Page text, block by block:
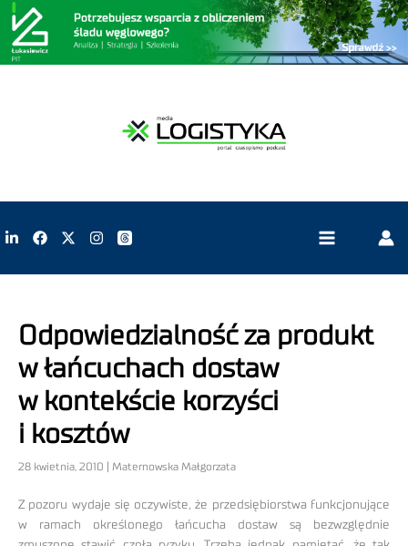
Odpowiedzialność za produkt
w łańcuchach dostaw
w kontekście korzyści
i kosztów
28 kwietnia, 2010 | Maternowska Małgorzata
Z pozoru wydaje się oczywiste, że przedsiębiorstwa funkcjonujące
w ramach określonego łańcucha dostaw są bezwzględnie